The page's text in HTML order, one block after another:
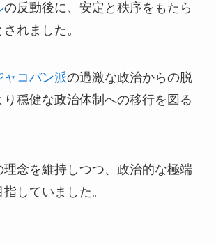
の反動後に、安定と秩序をもたら
れました。
ャコバン派の過激な政治からの脱
穏健な政治体制への移行を図る
理念を維持しつつ、政治的な極端
していました。